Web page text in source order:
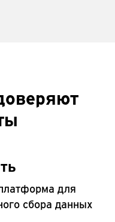
для
сбора данных